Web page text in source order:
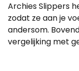
Archies Slippers
zodat ze aan je
andersom.
vergelijking met